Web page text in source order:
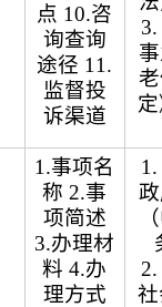
点 10.咨
询查询
途径 11.
监督投
诉渠道
1.事项名
称 2.事
项简述
3.办理材
料 4.办
理方式